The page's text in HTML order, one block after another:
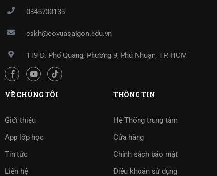
0845700135
cskh@covuasaigon.edu.vn
119 Đ. Phổ Quang, Phường 9, Phú Nhuận, TP. HCM
VỀ CHÚNG TÔI
Giới thiệu
App lớp học
Tin tức
Liên hệ
THÔNG TIN
Hệ Thống trung tâm
Cửa hàng
Chính sách bảo mật
Điều khoản sử dụng